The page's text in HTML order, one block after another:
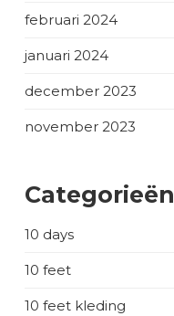
februari 2024
januari 2024
december 2023
november 2023
Categorieën
10 days
10 feet
10 feet kleding